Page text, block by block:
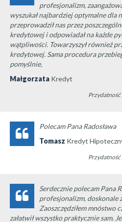
profesjonalizm,
wyszukał najbardziej optymalne dla
przeprowadził nas przez
kredytowej i odpowiadał na każde
wątpliwości. Towarzyszył również
kredytowej. Sama procedura
pomyślnie,
Małgorzata Kredyt
Polecam Pana Radosława
Tomasz Kredyt
Serdecznie polecam Pana
profesjonalizm, doskonale
Zaoszczędziłem mnóstwo
załatwił wszystko praktycznie sam.